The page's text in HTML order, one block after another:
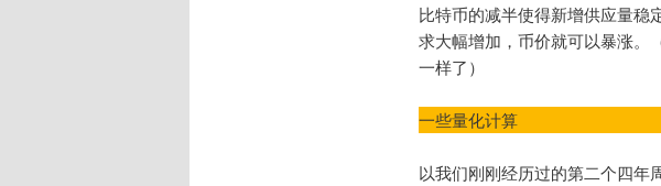
比特币的减半使得新增供应量稳
求大幅增加，币价就可以暴涨。
一样了）
一些量化计算
以我们刚刚经历过的第二个四年